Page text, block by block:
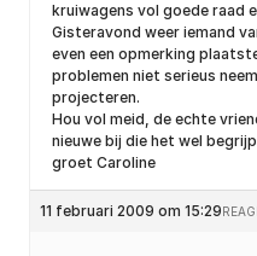
kruiwagens vol goede raad
Gisteravond weer iemand
even een opmerking
problemen niet serieus
projecteren.
Hou vol meid, de echte
nieuwe bij die het wel
groet Caroline
11 februari 2009 om 15:29